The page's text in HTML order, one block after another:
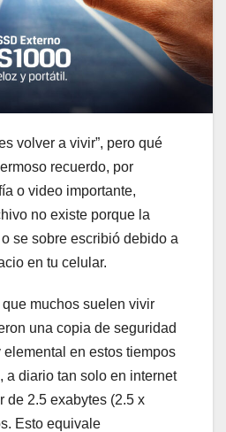
volver a vivir”, pero qué
recuerdo, por
o video importante,
no existe porque la
se sobre escribió debido a
en tu celular.
muchos suelen vivir
una copia de seguridad
elemental en estos tiempos
a diario tan solo en internet
de 2.5 exabytes (2.5 x
Esto equivale